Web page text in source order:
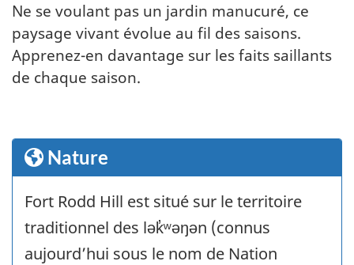
Ne se voulant pas un jardin manucuré, ce
paysage vivant évolue au fil des saisons.
Apprenez-en davantage sur les faits saillants
de chaque saison.
Nature
Fort Rodd Hill est situé sur le territoire
traditionnel des lək̓ʷəŋən (connus
aujourd’hui sous le nom de Nation